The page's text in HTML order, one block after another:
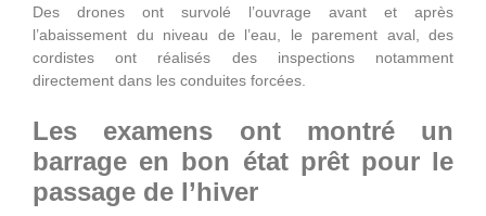
Des drones ont survolé l’ouvrage avant et après
l’abaissement du niveau de l’eau, le parement aval, des
cordistes ont réalisés des inspections notamment
directement dans les conduites forcées.
Les examens ont montré un
barrage en bon état prêt pour le
passage de l’hiver